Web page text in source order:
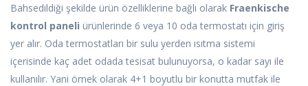
Bahsedildiği şekilde ürün özelliklerine bağlı olarak Fraenkische
kontrol paneli ürünlerinde 6 veya 10 oda termostatı için giriş
yer alır. Oda termostatları bir sulu yerden ısıtma sistemi
içerisinde kaç adet odada tesisat bulunuyorsa, o kadar sayı ile
kullanılır. Yani örnek olarak 4+1 boyutlu bir konutta mutfak ile